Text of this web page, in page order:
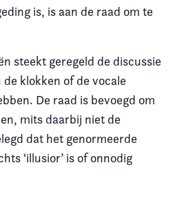
is, is aan de raad om te
steekt geregeld de discussie
klokken of de vocale
De raad is bevoegd om
mits daarbij niet de
dat het genormeerde
‘illusior’ is of onnodig